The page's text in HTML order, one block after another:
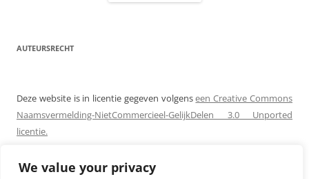
We value your privacy
AUTEURSRECHT
Deze website is in licentie gegeven volgenseen Creative Commons
Naamsvermelding-NietCommercieel-GelijkDelen 3.0 Unported
licentie.
Toestemming met betrekking tot rechten die niet onder deze